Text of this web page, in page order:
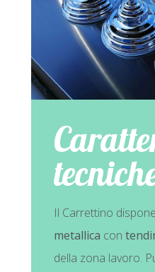
Il Carrettino
metallica con
della zona lavoro.